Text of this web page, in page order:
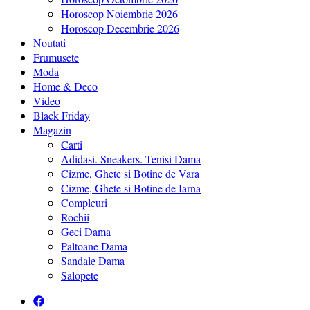
Horoscop Noiembrie 2026
Horoscop Decembrie 2026
Noutati
Frumusete
Moda
Home & Deco
Video
Black Friday
Magazin
Carti
Adidasi. Sneakers. Tenisi Dama
Cizme, Ghete si Botine de Vara
Cizme, Ghete si Botine de Iarna
Compleuri
Rochii
Geci Dama
Paltoane Dama
Sandale Dama
Salopete